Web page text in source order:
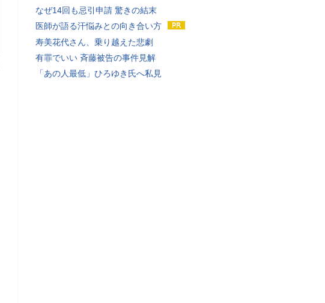
なぜ14回も忌引申請 驚きの結末
医師が語る汗悩みとの向き合い方
寿美花代さん、乗り越えた悲劇
有罪でいい 斉藤被告の事件見解
「あの人最低」ひろゆき氏へ私見